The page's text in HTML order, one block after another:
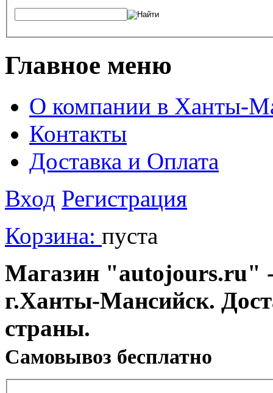
Главное меню
О компании в Ханты-
Контакты
Доставка и Оплата
Вход Регистрация
Корзина: пуста
Магазин "autojours.ru" -
г.Ханты-Мансийск.
страны.
Cамовывоз бесплатно